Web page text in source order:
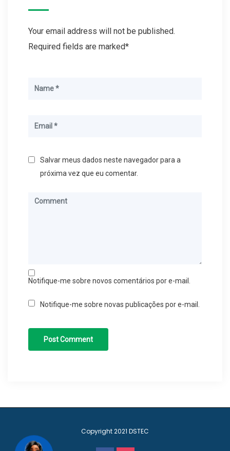
Your email address will not be published.
Required fields are marked*
Salvar meus dados neste navegador para a
próxima vez que eu comentar.
Notifique-me sobre novos comentários por e-mail.
Notifique-me sobre novas publicações por e-mail.
Copyright 2021 DSTEC